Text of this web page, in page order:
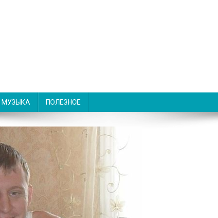
МУЗЫКА ПОЛЕЗНОЕ